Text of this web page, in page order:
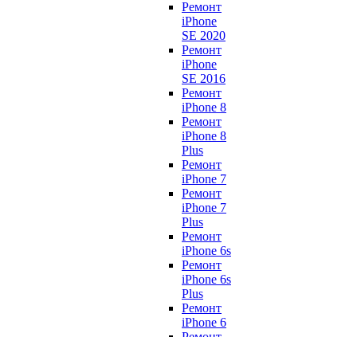
Ремонт
iPhone
SE 2020
Ремонт
iPhone
SE 2016
Ремонт
iPhone 8
Ремонт
iPhone 8
Plus
Ремонт
iPhone 7
Ремонт
iPhone 7
Plus
Ремонт
iPhone 6s
Ремонт
iPhone 6s
Plus
Ремонт
iPhone 6